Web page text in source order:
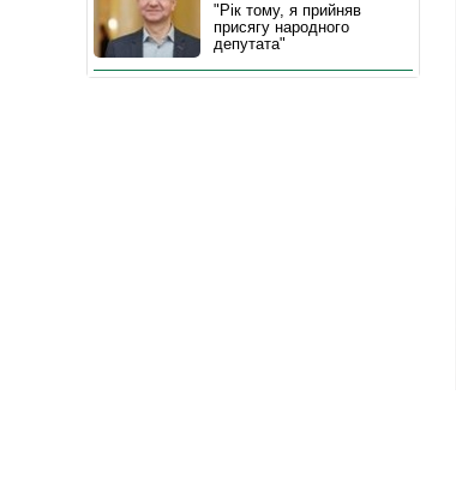
"Рік тому, я прийняв
присягу народного
депутата"